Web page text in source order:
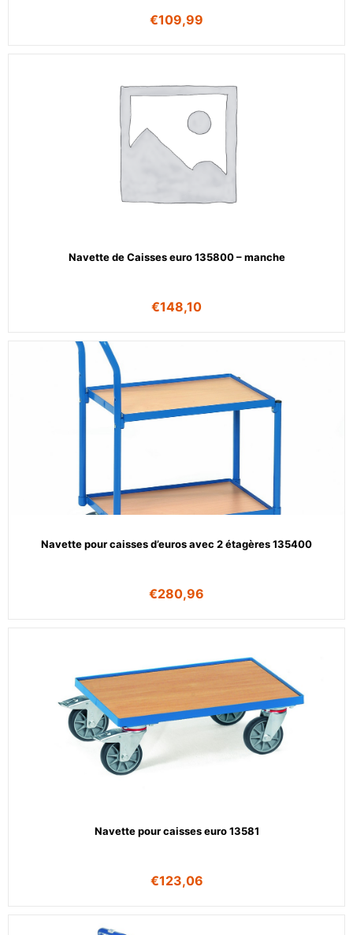
€109,99
Navette de Caisses euro 135800 – manche
€148,10
Navette pour caisses d’euros avec 2 étagères 135400
€280,96
Navette pour caisses euro 13581
€123,06